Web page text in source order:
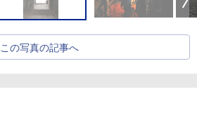
この写真の記事へ